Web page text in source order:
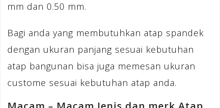
mm dan 0.50 mm.
Bagi anda yang membutuhkan atap spandek
dengan ukuran panjang sesuai kebutuhan
atap bangunan bisa juga memesan ukuran
custome sesuai kebutuhan atap anda.